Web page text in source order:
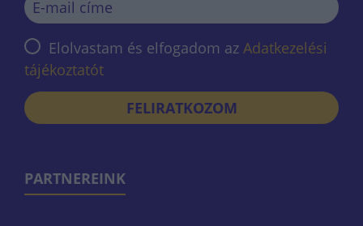
Elolvastam és elfogadom az Adatkezelési
tájékoztatót
FELIRATKOZOM
PARTNEREINK